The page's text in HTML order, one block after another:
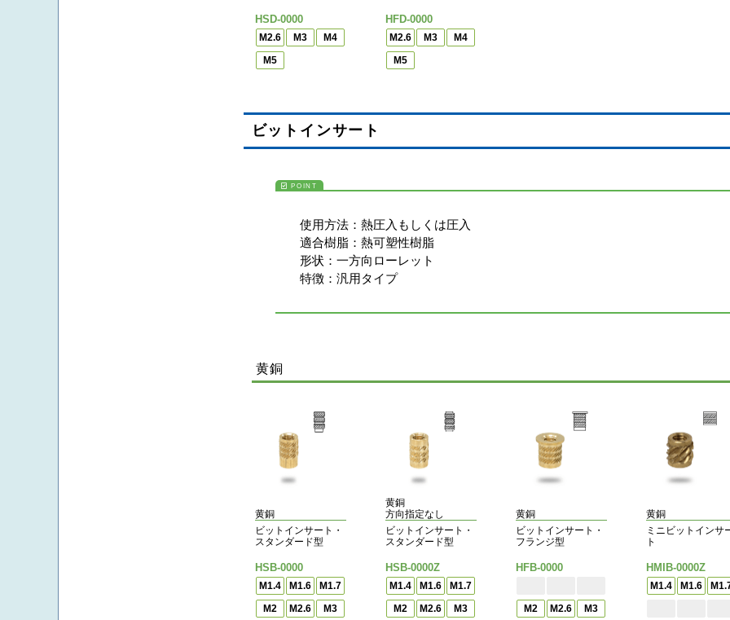
HSD-0000
M2.6 M3
M4
M5
HFD-0000
M2.6 M3
M4
M5
ビットインサート
使用方法： 熱圧入もしくは圧入
適合樹脂： 熱可塑性樹脂
形状： 一方向ローレット
特徴： 汎用タイプ
黄銅
黄銅
ビットインサート・
スタンダード型
HSB-0000
M1.4 M1.6
M1.7
M2
M2.6
M3
黄銅
方向指定なし
ビットインサート・
スタンダード型
HSB-0000Z
M1.4 M1.6
M1.7
M2
M2.6
M3
黄銅
ビットインサート・
フランジ型
HFB-0000
M2 M2.6
M3
黄銅
ミニビットインサ
ト
HMIB-0000Z
M1.4 M1.6